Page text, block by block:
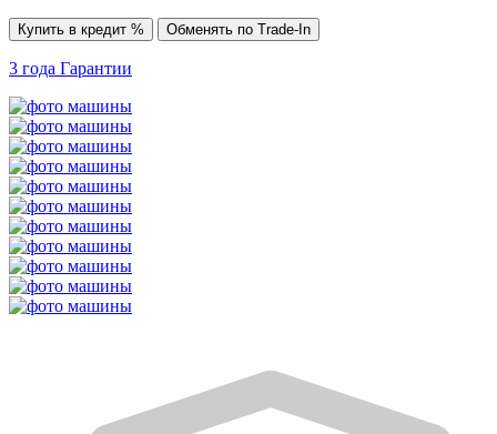
Купить в кредит % Обменять по Trade-In
3 года Гарантии